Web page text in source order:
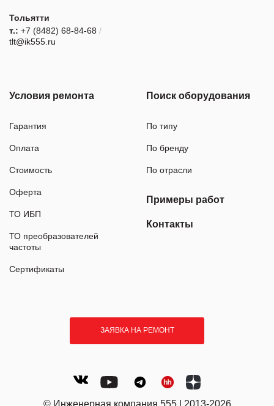
Тольятти
т.: +7 (8482) 68-84-68 /
tlt@ik555.ru
Условия ремонта
Гарантия
Оплата
Стоимость
Оферта
ТО ИБП
ТО преобразователей
частоты
Сертификаты
Поиск оборудования
По типу
По бренду
По отрасли
Примеры работ
Контакты
ЗАЯВКА НА РЕМОНТ
© Инженерная компания 555 | 2013-2026